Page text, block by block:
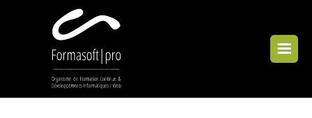
Cookies management panel